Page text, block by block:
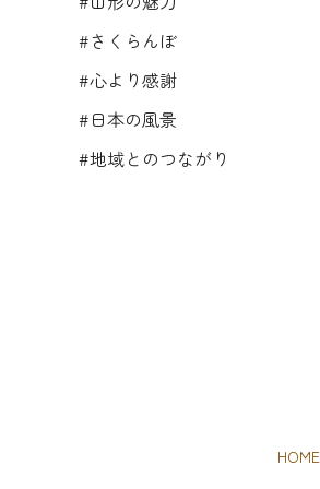
#さくらんぼ
#心より感謝
#日本の風景
#地域とのつながり
HOME